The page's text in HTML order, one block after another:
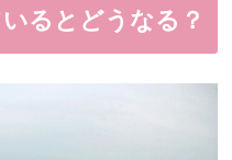
いるとどうなる？